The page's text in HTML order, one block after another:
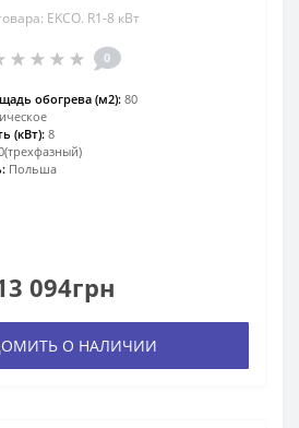
EKCO. R1-8 кВт
0
обогрева (м2): 80
(кВт): 8
Польша
094грн
О НАЛИЧИИ